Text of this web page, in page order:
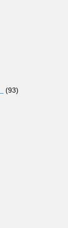
(93)